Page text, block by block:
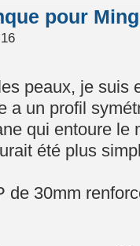
pour
peaux, je suis
a un profil
qui entoure le
été plus
de 30mm